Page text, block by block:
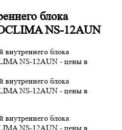
блока
NS-12AUN